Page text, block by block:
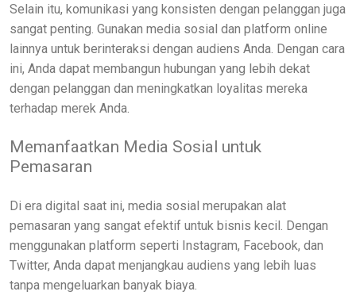
Selain itu, komunikasi yang konsisten dengan pelanggan juga
sangat penting. Gunakan media sosial dan platform online
lainnya untuk berinteraksi dengan audiens Anda. Dengan cara
ini, Anda dapat membangun hubungan yang lebih dekat
dengan pelanggan dan meningkatkan loyalitas mereka
terhadap merek Anda.
Memanfaatkan Media Sosial untuk
Pemasaran
Di era digital saat ini, media sosial merupakan alat
pemasaran yang sangat efektif untuk bisnis kecil. Dengan
menggunakan platform seperti Instagram, Facebook, dan
Twitter, Anda dapat menjangkau audiens yang lebih luas
tanpa mengeluarkan banyak biaya.